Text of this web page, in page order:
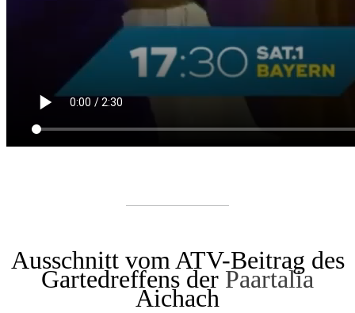
Ausschnitt vom ATV-Beitrag des
Gartedreffens der Paartalia
Aichach